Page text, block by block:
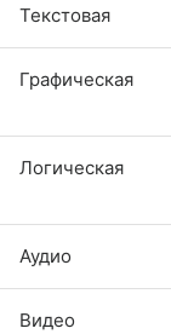
Текстовая
Графическая
Логическая
Аудио
Видео